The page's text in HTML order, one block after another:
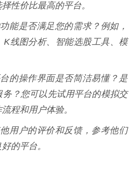
性价比最高的平台。
能是否满足您的需求？例如，
K线图分析、智能选股工具、模
的操作界面是否简洁易懂？是
？您可以先试用平台的模拟交
程和用户体验。
用户的评价和反馈，参考他们
的平台。